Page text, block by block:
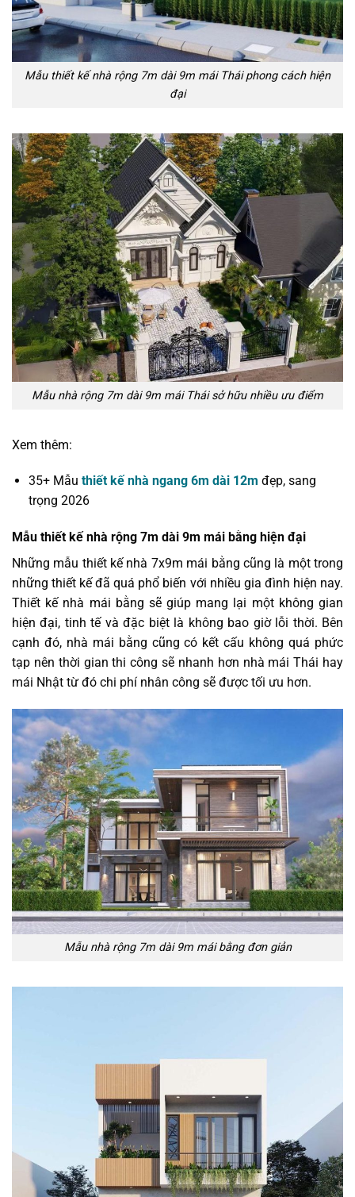
Mẫu thiết kế nhà rộng 7m dài 9m mái Thái phong cách hiện
đại
Mẫu nhà rộng 7m dài 9m mái Thái sở hữu nhiều ưu điểm
Xem thêm:
35+ Mẫu thiết kế nhà ngang 6m dài 12m đẹp, sang
trọng 2026
Mẫu thiết kế nhà rộng 7m dài 9m mái bằng hiện đại
Những mẫu thiết kế nhà 7x9m mái bằng cũng là một trong
những thiết kế đã quá phổ biến với nhiều gia đình hiện nay.
Thiết kế nhà mái bằng sẽ giúp mang lại một không gian
hiện đại, tinh tế và đặc biệt là không bao giờ lỗi thời. Bên
cạnh đó, nhà mái bằng cũng có kết cấu không quá phức
tạp nên thời gian thi công sẽ nhanh hơn nhà mái Thái hay
mái Nhật từ đó chi phí nhân công sẽ được tối ưu hơn.
Mẫu nhà rộng 7m dài 9m mái bằng đơn giản